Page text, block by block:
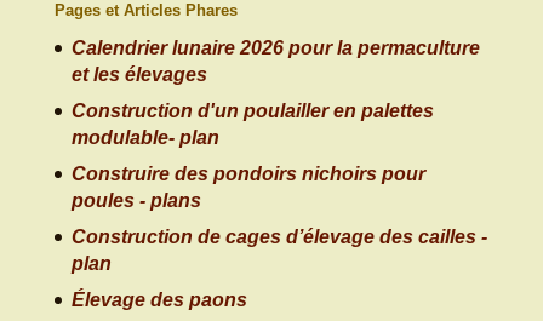
Pages et Articles Phares
Calendrier lunaire 2026 pour la permaculture
et les élevages
Construction d'un poulailler en palettes
modulable- plan
Construire des pondoirs nichoirs pour
poules - plans
Construction de cages d’élevage des cailles -
plan
Élevage des paons